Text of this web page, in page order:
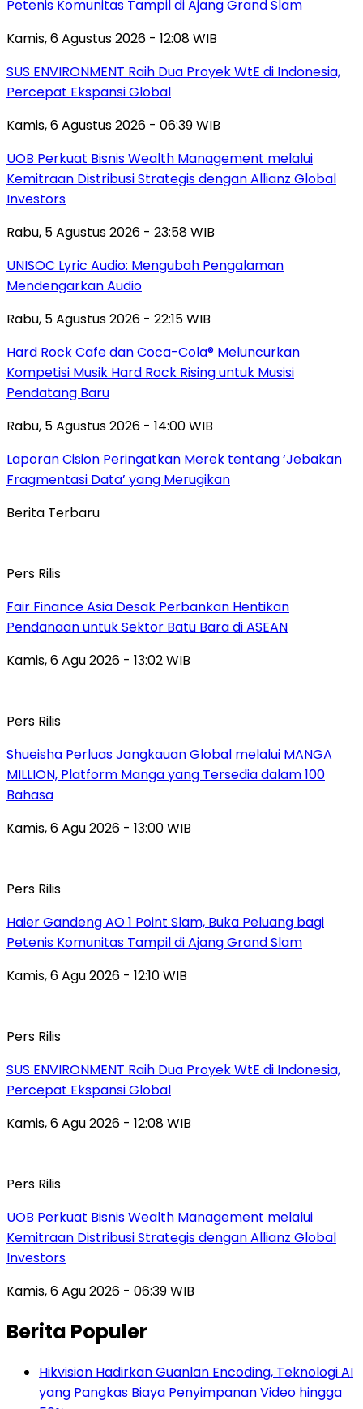
Petenis Komunitas Tampil di Ajang Grand Slam
Kamis, 6 Agustus 2026 - 12:08 WIB
SUS ENVIRONMENT Raih Dua Proyek WtE di Indonesia,
Percepat Ekspansi Global
Kamis, 6 Agustus 2026 - 06:39 WIB
UOB Perkuat Bisnis Wealth Management melalui
Kemitraan Distribusi Strategis dengan Allianz Global
Investors
Rabu, 5 Agustus 2026 - 23:58 WIB
UNISOC Lyric Audio: Mengubah Pengalaman
Mendengarkan Audio
Rabu, 5 Agustus 2026 - 22:15 WIB
Hard Rock Cafe dan Coca-Cola® Meluncurkan
Kompetisi Musik Hard Rock Rising untuk Musisi
Pendatang Baru
Rabu, 5 Agustus 2026 - 14:00 WIB
Laporan Cision Peringatkan Merek tentang ‘Jebakan
Fragmentasi Data’ yang Merugikan
Berita Terbaru
Pers Rilis
Fair Finance Asia Desak Perbankan Hentikan
Pendanaan untuk Sektor Batu Bara di ASEAN
Kamis, 6 Agu 2026 - 13:02 WIB
Pers Rilis
Shueisha Perluas Jangkauan Global melalui MANGA
MILLION, Platform Manga yang Tersedia dalam 100
Bahasa
Kamis, 6 Agu 2026 - 13:00 WIB
Pers Rilis
Haier Gandeng AO 1 Point Slam, Buka Peluang bagi
Petenis Komunitas Tampil di Ajang Grand Slam
Kamis, 6 Agu 2026 - 12:10 WIB
Pers Rilis
SUS ENVIRONMENT Raih Dua Proyek WtE di Indonesia,
Percepat Ekspansi Global
Kamis, 6 Agu 2026 - 12:08 WIB
Pers Rilis
UOB Perkuat Bisnis Wealth Management melalui
Kemitraan Distribusi Strategis dengan Allianz Global
Investors
Kamis, 6 Agu 2026 - 06:39 WIB
Berita Populer
Hikvision Hadirkan Guanlan Encoding, Teknologi AI
yang Pangkas Biaya Penyimpanan Video hingga